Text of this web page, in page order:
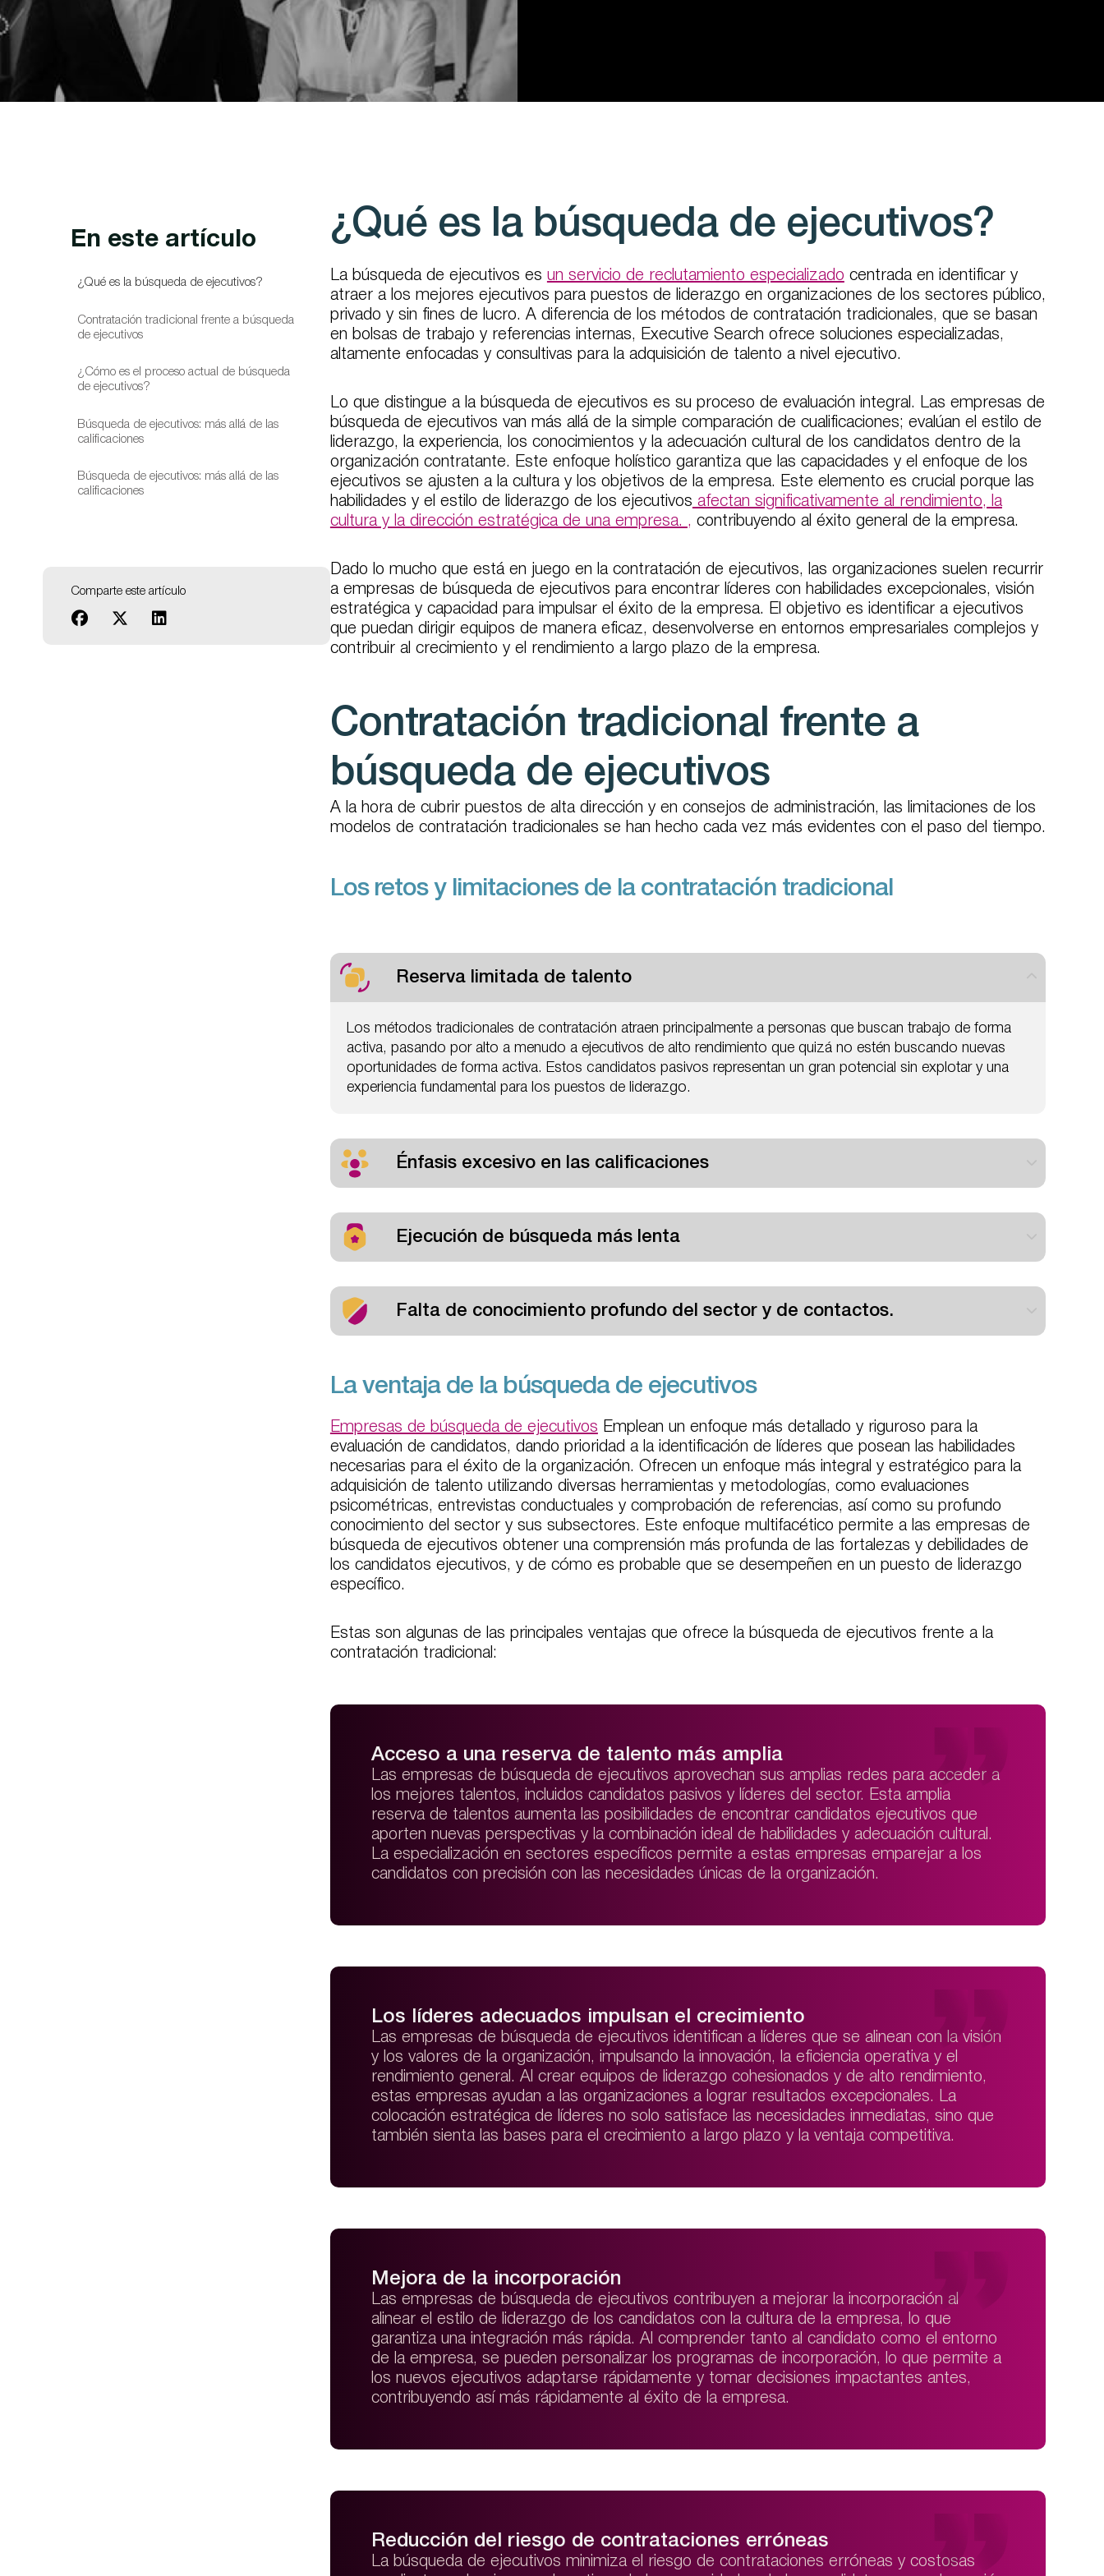
En este artículo
¿Qué es la búsqueda de ejecutivos?
Contratación tradicional frente a búsqueda
de ejecutivos
¿Cómo es el proceso actual de búsqueda
de ejecutivos?
Búsqueda de ejecutivos: más allá de las
calificaciones
Búsqueda de ejecutivos: más allá de las
calificaciones
Comparte este artículo
¿Qué es la búsqueda de ejecutivos?
La búsqueda de ejecutivos es un servicio de reclutamiento especializado centrada en identificar y
atraer a los mejores ejecutivos para puestos de liderazgo en organizaciones de los sectores público,
privado y sin fines de lucro. A diferencia de los métodos de contratación tradicionales, que se basan
en bolsas de trabajo y referencias internas, Executive Search ofrece soluciones especializadas,
altamente enfocadas y consultivas para la adquisición de talento a nivel ejecutivo.
Lo que distingue a la búsqueda de ejecutivos es su proceso de evaluación integral. Las empresas de
búsqueda de ejecutivos van más allá de la simple comparación de cualificaciones; evalúan el estilo de
liderazgo, la experiencia, los conocimientos y la adecuación cultural de los candidatos dentro de la
organización contratante. Este enfoque holístico garantiza que las capacidades y el enfoque de los
ejecutivos se ajusten a la cultura y los objetivos de la empresa. Este elemento es crucial porque las
habilidades y el estilo de liderazgo de los ejecutivos afectan significativamente al rendimiento, la
cultura y la dirección estratégica de una empresa. , contribuyendo al éxito general de la empresa.
Dado lo mucho que está en juego en la contratación de ejecutivos, las organizaciones suelen recurrir
a empresas de búsqueda de ejecutivos para encontrar líderes con habilidades excepcionales, visión
estratégica y capacidad para impulsar el éxito de la empresa. El objetivo es identificar a ejecutivos
que puedan dirigir equipos de manera eficaz, desenvolverse en entornos empresariales complejos y
contribuir al crecimiento y el rendimiento a largo plazo de la empresa.
Contratación tradicional frente a
búsqueda de ejecutivos
A la hora de cubrir puestos de alta dirección y en consejos de administración, las limitaciones de los
modelos de contratación tradicionales se han hecho cada vez más evidentes con el paso del tiempo.
Los retos y limitaciones de la contratación tradicional
Reserva limitada de talento
Los métodos tradicionales de contratación atraen principalmente a personas que buscan trabajo de forma
activa, pasando por alto a menudo a ejecutivos de alto rendimiento que quizá no estén buscando nuevas
oportunidades de forma activa. Estos candidatos pasivos representan un gran potencial sin explotar y una
experiencia fundamental para los puestos de liderazgo.
Énfasis excesivo en las calificaciones
Ejecución de búsqueda más lenta
Falta de conocimiento profundo del sector y de contactos.
La ventaja de la búsqueda de ejecutivos
Empresas de búsqueda de ejecutivos Emplean un enfoque más detallado y riguroso para la
evaluación de candidatos, dando prioridad a la identificación de líderes que posean las habilidades
necesarias para el éxito de la organización. Ofrecen un enfoque más integral y estratégico para la
adquisición de talento utilizando diversas herramientas y metodologías, como evaluaciones
psicométricas, entrevistas conductuales y comprobación de referencias, así como su profundo
conocimiento del sector y sus subsectores. Este enfoque multifacético permite a las empresas de
búsqueda de ejecutivos obtener una comprensión más profunda de las fortalezas y debilidades de
los candidatos ejecutivos, y de cómo es probable que se desempeñen en un puesto de liderazgo
específico.
Estas son algunas de las principales ventajas que ofrece la búsqueda de ejecutivos frente a la
contratación tradicional:
Acceso a una reserva de talento más amplia
Las empresas de búsqueda de ejecutivos aprovechan sus amplias redes para acceder a
los mejores talentos, incluidos candidatos pasivos y líderes del sector. Esta amplia
reserva de talentos aumenta las posibilidades de encontrar candidatos ejecutivos que
aporten nuevas perspectivas y la combinación ideal de habilidades y adecuación cultural.
La especialización en sectores específicos permite a estas empresas emparejar a los
candidatos con precisión con las necesidades únicas de la organización.
Los líderes adecuados impulsan el crecimiento
Las empresas de búsqueda de ejecutivos identifican a líderes que se alinean con la visión
y los valores de la organización, impulsando la innovación, la eficiencia operativa y el
rendimiento general. Al crear equipos de liderazgo cohesionados y de alto rendimiento,
estas empresas ayudan a las organizaciones a lograr resultados excepcionales. La
colocación estratégica de líderes no solo satisface las necesidades inmediatas, sino que
también sienta las bases para el crecimiento a largo plazo y la ventaja competitiva.
Mejora de la incorporación
Las empresas de búsqueda de ejecutivos contribuyen a mejorar la incorporación al
alinear el estilo de liderazgo de los candidatos con la cultura de la empresa, lo que
garantiza una integración más rápida. Al comprender tanto al candidato como el entorno
de la empresa, se pueden personalizar los programas de incorporación, lo que permite a
los nuevos ejecutivos adaptarse rápidamente y tomar decisiones impactantes antes,
contribuyendo así más rápidamente al éxito de la empresa.
Reducción del riesgo de contrataciones erróneas
La búsqueda de ejecutivos minimiza el riesgo de contrataciones erróneas y costosas